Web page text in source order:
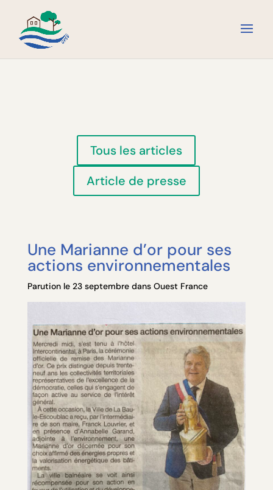
Tous les articles
Article de presse
Une Marianne d’or pour ses
actions environnementales
Parution le 23 septembre dans Ouest France